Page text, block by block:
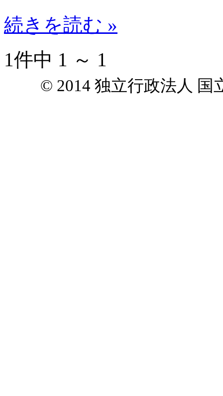
続きを読む »
1件中 1 ～ 1
© 2014 独立行政法人 国